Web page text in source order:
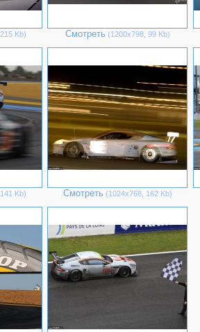
Kb) Смотреть (1200х798, 99 Kb)
Kb) Смотреть (1024х768, 162 Kb)